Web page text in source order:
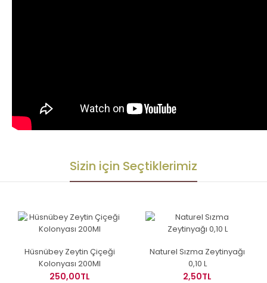
Sizin için Seçtiklerimiz
Hüsnübey Zeytin Çiçeği
Kolonyası 200Ml
250,00TL
Naturel Sızma Zeytinyağı
0,10 L
2,50TL